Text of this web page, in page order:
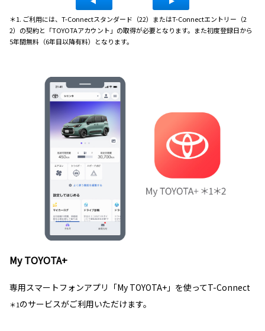
＊1. ご利用には、T-Connectスタンダード（22）またはT-Connectエントリー（2
2）の契約と「TOYOTAアカウント」の取得が必要となります。また初度登録日から
5年間無料（6年目以降有料）となります。
My TOYOTA+
専用スマートフォンアプリ「My TOYOTA+」を使ってT-Connect
＊1のサービスがご利用いただけます。